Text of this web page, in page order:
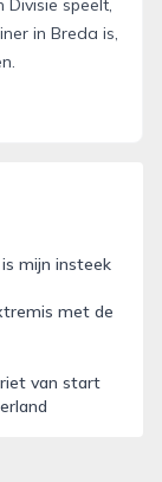
Divisie speelt,
in Breda is,
mijn insteek
met de
van start